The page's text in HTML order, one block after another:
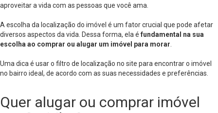
aproveitar a vida com as pessoas que você ama.
A escolha da localização do imóvel é um fator crucial que pode afetar
diversos aspectos da vida. Dessa forma, ela é fundamental na sua
escolha ao comprar ou alugar um imóvel para morar
Uma dica é usar o filtro de localização no site para encontrar o imóvel
no bairro ideal, de acordo com as suas necessidades e preferências.
Quer alugar ou comprar imóvel